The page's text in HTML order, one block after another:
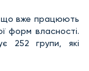
що вже працюють
форм власності.
252 групи, які